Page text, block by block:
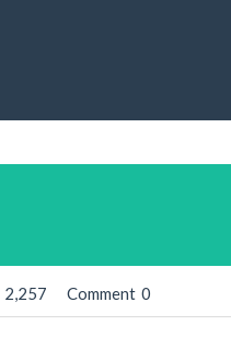
2,257 Comment 0